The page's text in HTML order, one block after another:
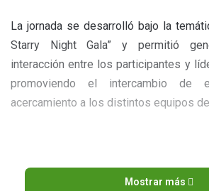
La jornada se desarrolló bajo la
Starry Night Gala” y permitió
interacción entre los participantes y
promoviendo el intercambio de
acercamiento a los distintos equipos
Mostrar más